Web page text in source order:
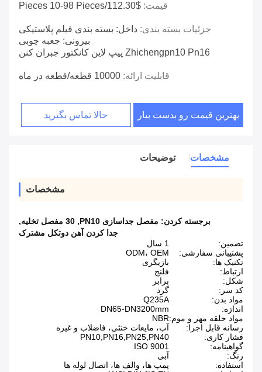
قیمت: $112.30/pieces 10-98 Pieces
جزئیات بسته بندی: داخل: بسته بندی فیلم پلاستیکی
بیرونی: جعبه چوبی
Zhichengpn10 Pn16 پیپ لاین کانکتور جبران کنن
قابلیت ارائه: 10000 قطعه/قطعه در ماه
بهترین قیمت رو بدست بیار حالا تماس بگیرید
مشخصات توضیحات
مشخصات
برجسته کردن: مفصل جداسازی PN10 , 30 مفصل تخلیه
,
جدا کردن آهن دوتکل مشترک
تضمین:
1 سال
پشتیبانی سفارشی:
ODM، OEM
تکنیک ها:
بازیگری
ارتباط:
فلنج
شکل:
برابر
کد سر:
گرد
مواد بدن:
Q235A
اندازه:
DN65-DN3200mm
مواد حلقه مهر و موم:NBR
رسانه قابل اجرا:
آب، مایعات خنثی، فاضلاب و غیره
فشار کاری:
PN10,PN16,PN25,PN40
گواهینامه:
ISO 9001
رنگ:
آبی
استفاده:
پمپ ها، والف ها، اتصال لوله ها